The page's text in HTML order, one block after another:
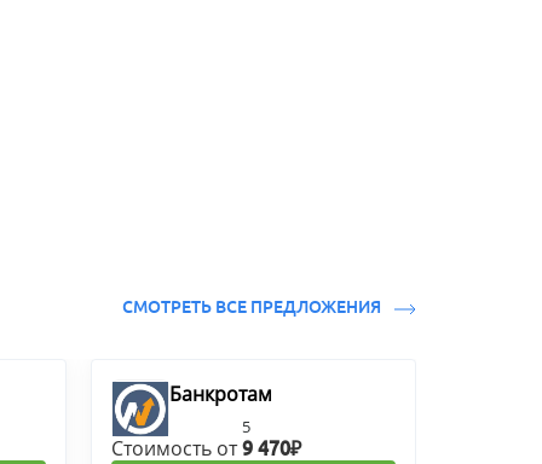
СМОТРЕТЬ ВСЕ ПРЕДЛОЖЕНИЯ
Банкротам
5
Стоимость от9 470₽